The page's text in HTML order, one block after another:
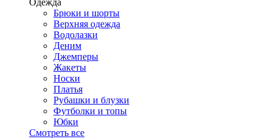
Одежда
Брюки и шорты
Верхняя одежда
Водолазки
Деним
Джемперы
Жакеты
Носки
Платья
Рубашки и блузки
Футболки и топы
Юбки
Смотреть все